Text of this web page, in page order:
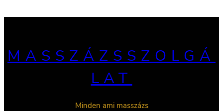
MASSZÁZSSZOLGÁ
LAT
Minden ami masszázs